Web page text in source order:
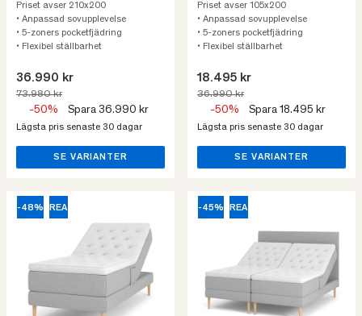
Priset avser 210x200
• Anpassad sovupplevelse
• 5-zoners pocketfjädring
• Flexibel ställbarhet
36.990 kr
73.980 kr
-50% Spara 36.990 kr
Lägsta pris senaste 30 dagar
SE VARIANTER
Priset avser 105x200
• Anpassad sovupplevelse
• 5-zoners pocketfjädring
• Flexibel ställbarhet
18.495 kr
36.990 kr
-50% Spara 18.495 kr
Lägsta pris senaste 30 dagar
SE VARIANTER
-48% REA -45% REA